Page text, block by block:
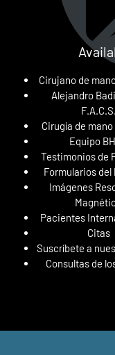
Cirujano de
Alejandro
F.A.C.S.
Cirugía de
Equipo
Testimonios de
Formularios del
Imágenes
Pacientes
Citas
Suscríbete a
Consultas de